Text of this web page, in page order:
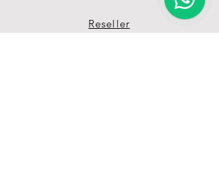
Reseller